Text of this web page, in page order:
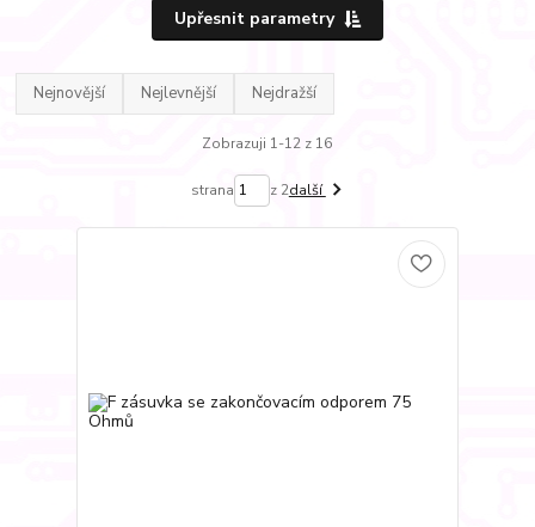
Upřesnit parametry
Nejnovější Nejlevnější Nejdražší
Zobrazuji 1-12 z 16
strana z 2další